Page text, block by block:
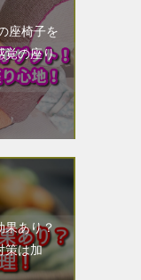
座椅子を
覚の座り
果あり？
策は加